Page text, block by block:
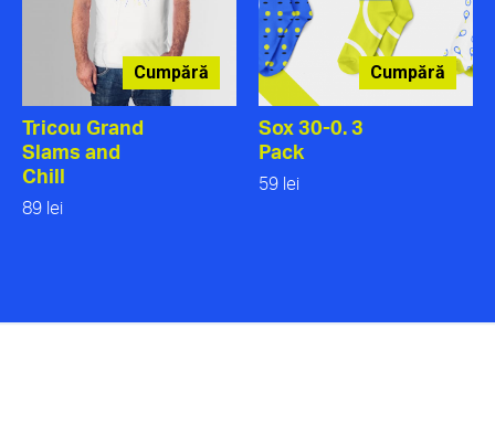
Cumpără
Tricou Grand
Slams and
Chill
89 lei
Cumpără
Sox 30-0. 3
Pack
59 lei